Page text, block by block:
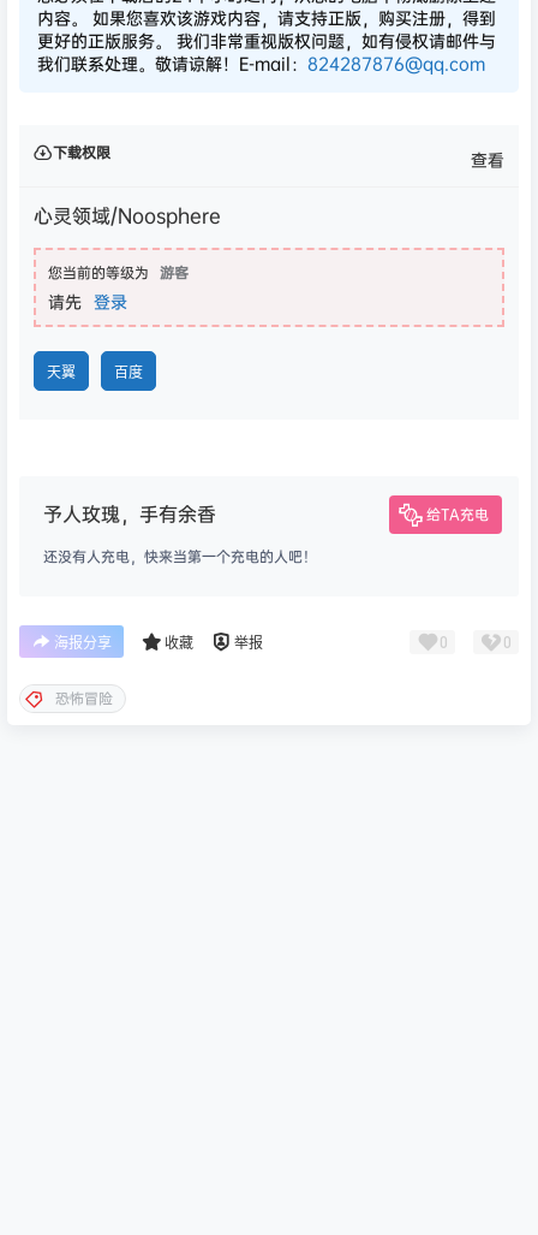
内容。 如果您喜欢该游戏内容，请支持正版，购买注册，得到
更好的正版服务。 我们非常重视版权问题，如有侵权请邮件与
我们联系处理。敬请谅解！E-mail： 824287876@qq.com
下载权限 查看
心灵领域/Noosphere
您当前的等级为 游客
请先 登录
天翼 百度
予人玫瑰，手有余香 给TA充电
还没有人充电，快来当第一个充电的人吧！
海报分享 收藏 举报 0 0
恐怖冒险